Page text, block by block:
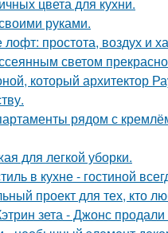
руками.
простота, воздух и
светом
который архитектор
рядом с
для легкой уборки.
в кухне - гостиной
проект для тех, кто
зета - Джонс